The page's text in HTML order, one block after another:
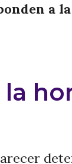
a